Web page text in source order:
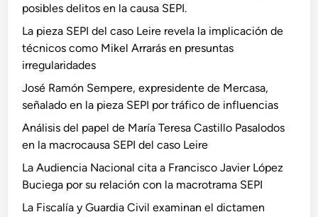
posibles delitos en la causa SEPI.
La pieza SEPI del caso Leire revela la implicación de
técnicos como Mikel Arrarás en presuntas
irregularidades
José Ramón Sempere, expresidente de Mercasa,
señalado en la pieza SEPI por tráfico de influencias
Análisis del papel de María Teresa Castillo Pasalodos
en la macrocausa SEPI del caso Leire
La Audiencia Nacional cita a Francisco Javier López
Buciega por su relación con la macrotrama SEPI
La Fiscalía y Guardia Civil examinan el dictamen